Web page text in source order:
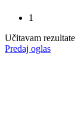
1
Učitavam rezultate
Predaj oglas